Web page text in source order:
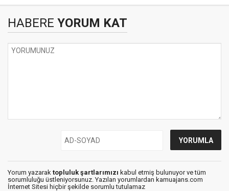
HABERE YORUM KAT
Yorum yazarak topluluk şartlarımızı kabul etmiş bulunuyor ve tüm
sorumluluğu üstleniyorsunuz. Yazılan yorumlardan kamuajans.com
İnternet Sitesi hiçbir şekilde sorumlu tutulamaz